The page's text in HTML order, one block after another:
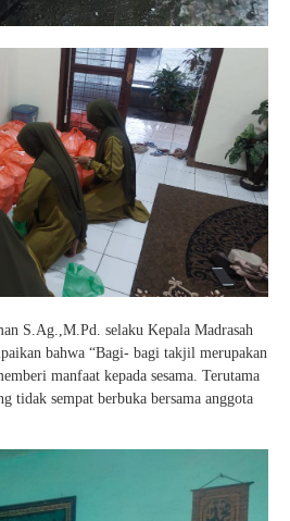
S.Ag.,M.Pd. selaku Kepala Madrasah
bahwa “Bagi- bagi takjil merupakan
manfaat kepada sesama. Terutama
tidak sempat berbuka bersama anggota